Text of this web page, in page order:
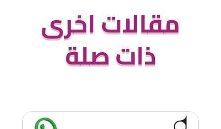
مقالات اخرى
ذات صلة